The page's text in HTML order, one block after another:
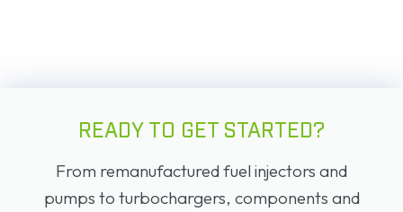
READY TO GET STARTED?
From remanufactured fuel injectors and
pumps to turbochargers, components and